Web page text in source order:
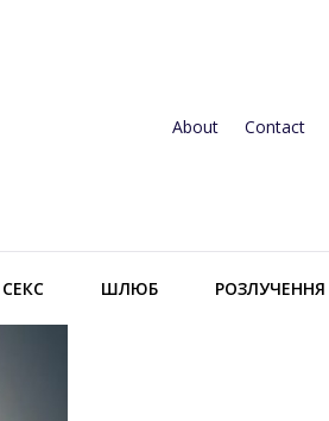
About Contact
СЕКС ШЛЮБ РОЗЛУЧЕННЯ